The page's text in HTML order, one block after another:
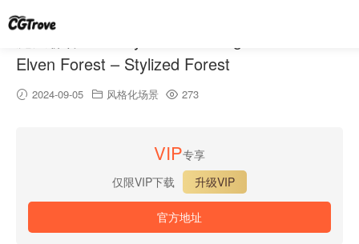
Elven Forest – Stylized Forest
2024-09-05 风格化场景 273
VIP专享
仅限VIP下载
升级VIP
官方地址